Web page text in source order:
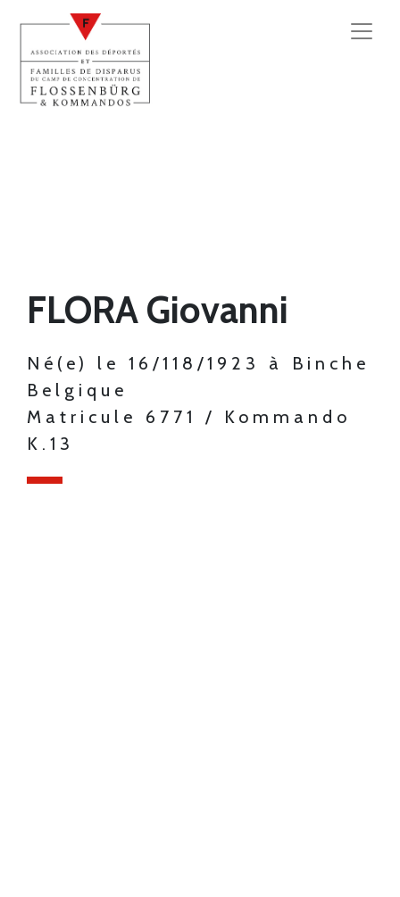
FLORA Giovanni
Né(e) le 16/118/1923 à Binche
Belgique
Matricule 6771 / Kommando
K.13